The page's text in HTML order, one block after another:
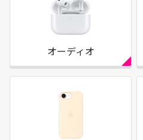
オーディオ